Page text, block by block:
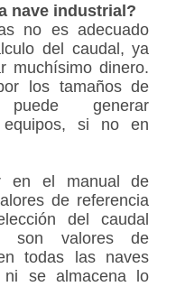
nave industrial?
no es adecuado
del caudal, ya
muchísimo dinero.
los tamaños de
puede generar
si no en
en el manual de
de referencia
del caudal
son valores de
todas las naves
ni se almacena lo